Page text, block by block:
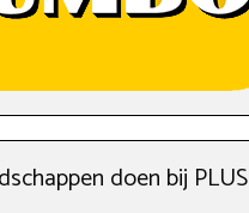
doen bij PLUS